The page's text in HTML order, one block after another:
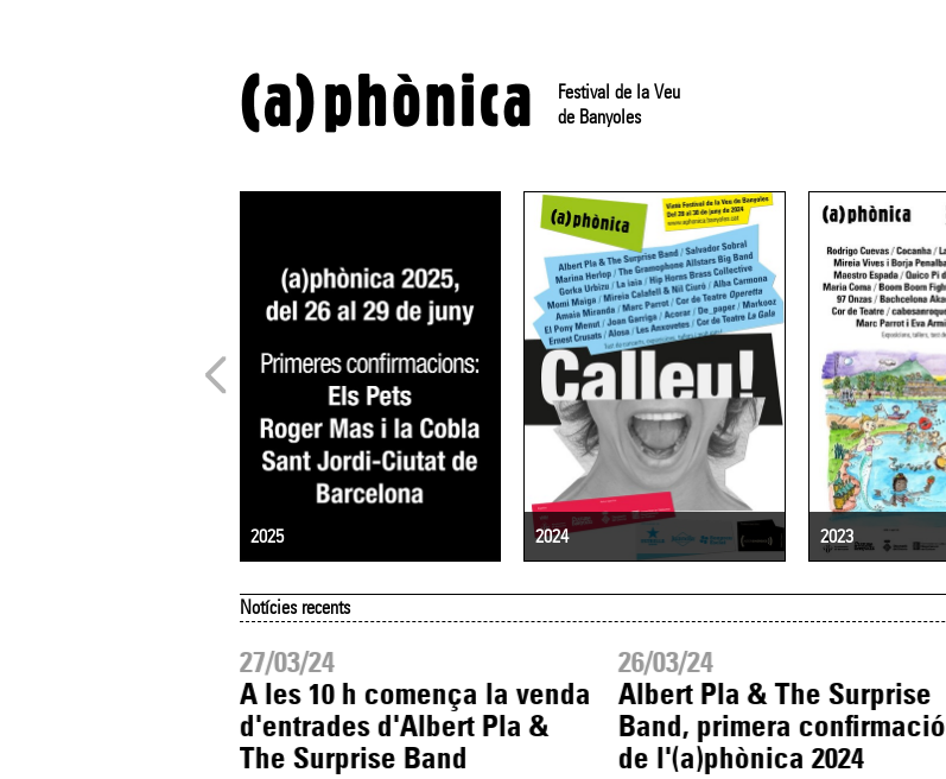
Festival de la Veu
de Banyoles
2025 2024 2023
Notícies recents
27/03/24
A les 10 h comença la venda
d'entrades d'Albert Pla &
The Surprise Band
26/03/24
Albert Pla & The Surprise
Band, primera confirmació
de l'(a)phònica 2024